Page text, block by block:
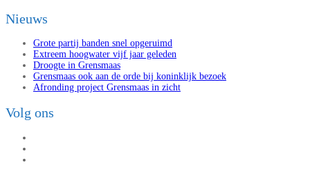
Nieuws
Grote partij banden snel opgeruimd
Extreem hoogwater vijf jaar geleden
Droogte in Grensmaas
Grensmaas ook aan de orde bij koninklijk bezoek
Afronding project Grensmaas in zicht
Volg ons